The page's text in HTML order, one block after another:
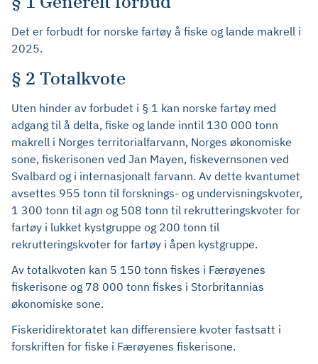
Det er forbudt for norske fartøy å fiske og lande makrell i
2025.
§ 2 Totalkvote
Uten hinder av forbudet i § 1 kan norske fartøy med
adgang til å delta, fiske og lande inntil 130 000 tonn
makrell i Norges territorialfarvann, Norges økonomiske
sone, fiskerisonen ved Jan Mayen, fiskevernsonen ved
Svalbard og i internasjonalt farvann. Av dette kvantumet
avsettes 955 tonn til forsknings- og undervisningskvoter,
1 300 tonn til agn og 508 tonn til rekrutteringskvoter for
fartøy i lukket kystgruppe og 200 tonn til
rekrutteringskvoter for fartøy i åpen kystgruppe.
Av totalkvoten kan 5 150 tonn fiskes i Færøyenes
fiskerisone og 78 000 tonn fiskes i Storbritannias
økonomiske sone.
Fiskeridirektoratet kan differensiere kvoter fastsatt i
forskriften for fiske i Færøyenes fiskerisone.